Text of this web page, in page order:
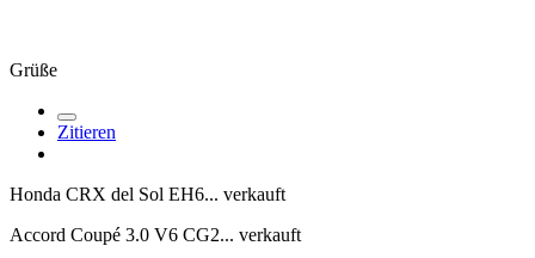
Grüße
Zitieren
Honda CRX del Sol EH6... verkauft
Accord Coupé 3.0 V6 CG2... verkauft